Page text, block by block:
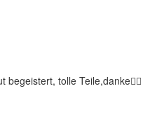
tolle Teile,danke👍🏻